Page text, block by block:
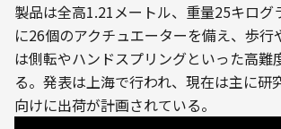
製品は全高1.21メートル、重量25キログ
に26個のアクチュエーターを備え、歩行
は側転やハンドスプリングといった高難
る。発表は上海で行われ、現在は主に研
向けに出荷が計画されている。